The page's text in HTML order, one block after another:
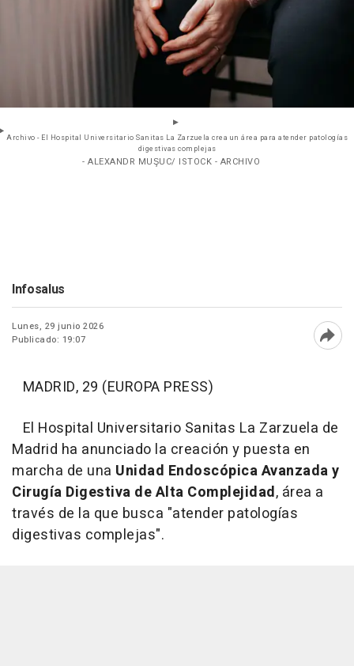
Archivo - El Hospital Universitario Sanitas La Zarzuela crea un área para atender patologías
digestivas complejas
- ALEXANDR MUŞUC/ ISTOCK - ARCHIVO
Infosalus
Lunes, 29 junio 2026
Publicado: 19:07
MADRID, 29 (EUROPA PRESS)
El Hospital Universitario Sanitas La Zarzuela de
Madrid ha anunciado la creación y puesta en
marcha de una Unidad Endoscópica Avanzada y
Cirugía Digestiva de Alta Complejidad, área a
través de la que busca "atender patologías
digestivas complejas".